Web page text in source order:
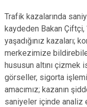
Trafik kazalarında
kaydeden Bakan Çiftçi,
yaşadığınız kazaları;
merkezimize
hususun altını
görseller, sigorta
amacımız; kazanın
saniyeler içinde analiz